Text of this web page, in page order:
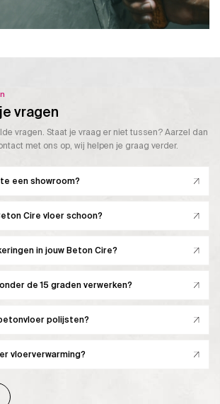
vragen
vragen. Staat je vraag er niet tussen? Aarzel dan
met ons op, wij helpen je graag verder.
een showroom?
Cire vloer schoon?
in jouw Beton Cire?
de 15 graden verwerken?
polijsten?
vloerverwarming?